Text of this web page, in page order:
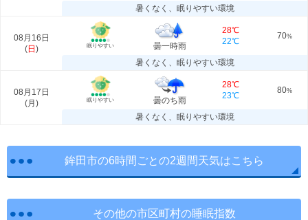
暑くなく、眠りやすい環境
08月16日
(日 ) 眠りやすい 曇一時雨
28℃
22℃
70%
暑くなく、眠りやすい環境
08月17日
(月 ) 眠りやすい 曇のち雨
28℃
23℃
80%
暑くなく、眠りやすい環境
鉾田市の6時間ごとの2週間天気はこちら
その他の市区町村の睡眠指数